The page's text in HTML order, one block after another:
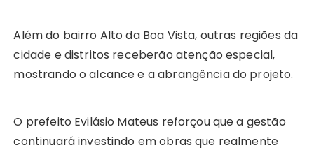
Além do bairro Alto da Boa Vista, outras regiões da
cidade e distritos receberão atenção especial,
mostrando o alcance e a abrangência do projeto.
O prefeito Evilásio Mateus reforçou que a gestão
continuará investindo em obras que realmente